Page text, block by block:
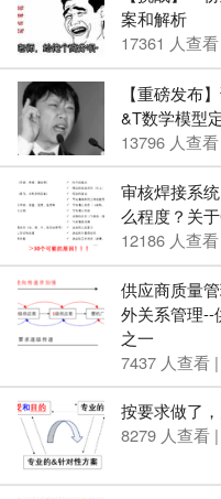
案和解析
17361 人查
【重磅发布
&T数学模型
13796 人查
审核焊接系
么程度？关
12186 人查
供应商质量
外关系管理--
之一
7437 人查看
按要求做了
8279 人查看